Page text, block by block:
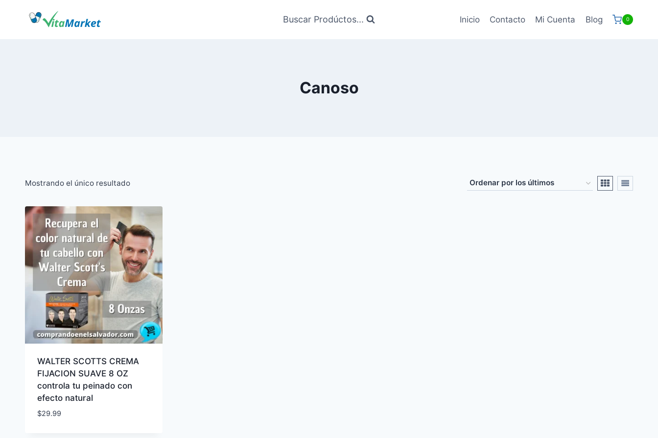
Buscar Prodúctos... Inicio Contacto Mi Cuenta Blog 0
Canoso
Mostrando el único resultado
WALTER SCOTTS CREMA
FIJACION SUAVE 8 OZ
controla tu peinado con
efecto natural
$29.99